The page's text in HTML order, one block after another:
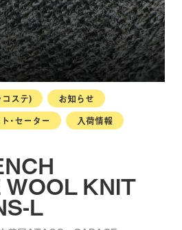
ステ)
お知らせ
・セーター
入荷情報
KNIT
L